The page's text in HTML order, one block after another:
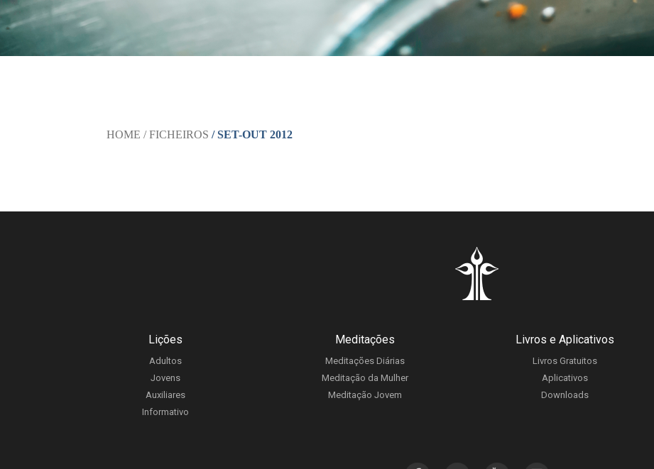
HOME / FICHEIROS / SET-OUT 2012
Lições
Adultos
Jovens
Auxiliares
Informativo
Meditações
Meditações Diárias
Meditação da Mulher
Meditação Jovem
Livros e Aplicativos
Livros Gratuitos
Aplicativos
Downloads